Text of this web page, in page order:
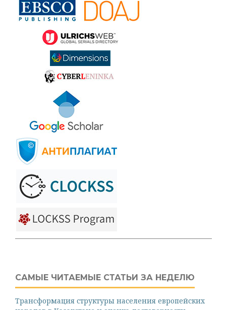
САМЫЕ ЧИТАЕМЫЕ СТАТЬИ ЗА НЕДЕЛЮ
Трансформация структуры населения европейских